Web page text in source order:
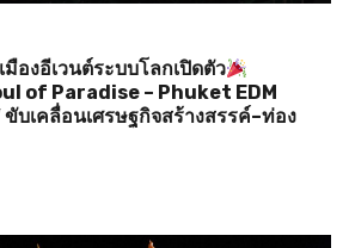
องอีเวนต์ระบบโลกเปิดตัว
of Paradise – Phuket EDM
บเคลื่อนเศรษฐกิจสร้างสรรค์–ท่อง